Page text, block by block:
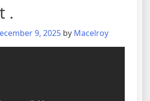
.
9, 2025 by Macelroy